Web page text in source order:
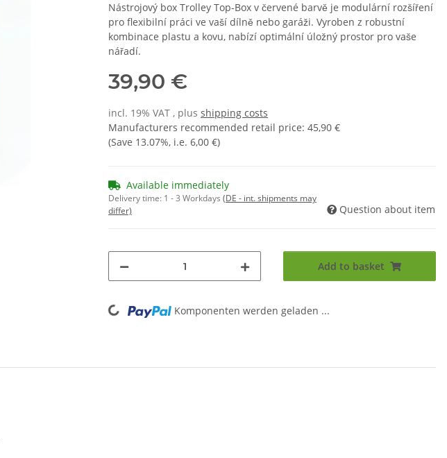
Nástrojový box Trolley Top-Box v červené barvě je modulární rozšíření
pro flexibilní práci ve vaší dílně nebo garáži. Vyroben z robustní
kombinace plastu a kovu, nabízí optimální úložný prostor pro vaše
nářadí.
39,90 €
incl. 19% VAT , plus shipping costs
Manufacturers recommended retail price: 45,90 €
(Save 13.07%, i.e. 6,00 €)
Available immediately
Delivery time: 1 - 3 Workdays (DE - int. shipments may
differ)
Question about item
Add to basket
Loading... Komponenten werden geladen ...